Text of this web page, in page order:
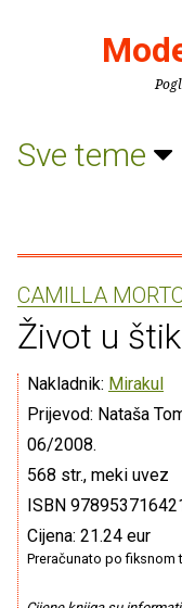
Sve teme
CAMILLA
Život u
Nakladnik: Mirakul
Prijevod: Nataša
06/2008.
568 str., meki uvez
ISBN
Cijena: 21.24 eur
Preračunato po fiksnom